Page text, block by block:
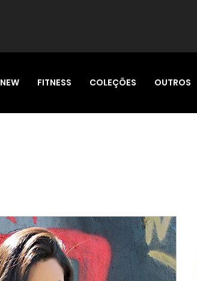
NEW FITNESS COLEÇÕES OUTROS